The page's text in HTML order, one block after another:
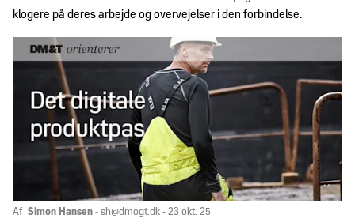
Handelsjura
HR-
Jura
International
handel
Internationalt
juridisk
netværk
Kemi
fordele
som
medlem
Ramme- og
rabataftaler
medlemmer
Betingelser
Om
os
Hvem
er
DM&T?
DM&T's
bestyrelse
DM&T's
Politik
DM&T's
politiske
arbejde
Politiske
Jobbørs
klogere på deres arbejde og overvejelser i den forbindelse.
Af Simon Hansen - sh@dmogt.dk - 23 okt. 25